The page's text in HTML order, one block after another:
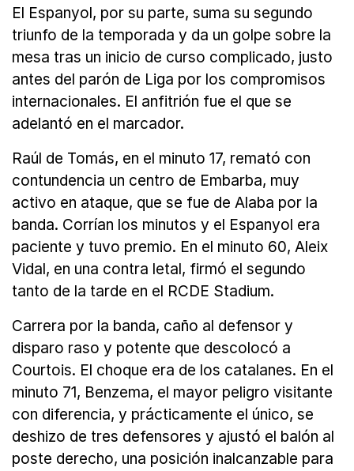
El Espanyol, por su parte, suma su segundo
triunfo de la temporada y da un golpe sobre la
mesa tras un inicio de curso complicado, justo
antes del parón de Liga por los compromisos
internacionales. El anfitrión fue el que se
adelantó en el marcador.
Raúl de Tomás, en el minuto 17, remató con
contundencia un centro de Embarba, muy
activo en ataque, que se fue de Alaba por la
banda. Corrían los minutos y el Espanyol era
paciente y tuvo premio. En el minuto 60, Aleix
Vidal, en una contra letal, firmó el segundo
tanto de la tarde en el RCDE Stadium.
Carrera por la banda, caño al defensor y
disparo raso y potente que descolocó a
Courtois. El choque era de los catalanes. En el
minuto 71, Benzema, el mayor peligro visitante
con diferencia, y prácticamente el único, se
deshizo de tres defensores y ajustó el balón al
poste derecho, una posición inalcanzable para